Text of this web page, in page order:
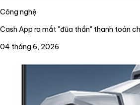
Công nghệ
Cash App ra mắt "đũa thần" thanh toán
04 tháng 6, 2026